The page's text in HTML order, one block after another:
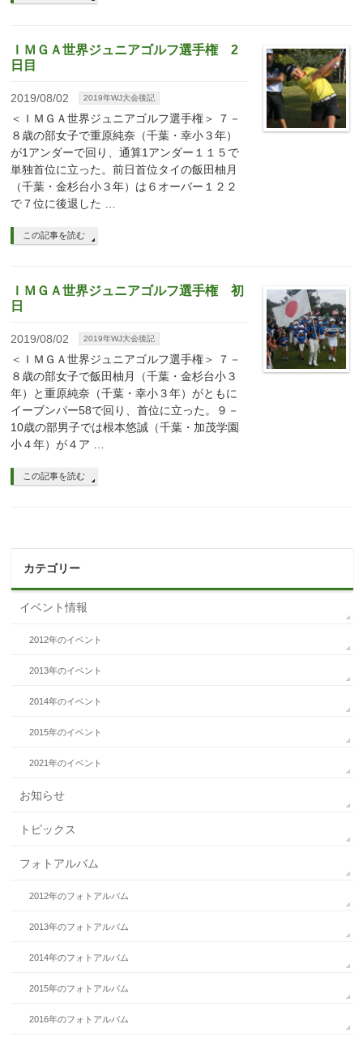
ＩＭＧＡ世界ジュニアゴルフ選手権 2
日目
2019/08/02 2019年WJ大会後記
＜ＩＭＧＡ世界ジュニアゴルフ選手権＞ ７－
８歳の部女子で重原純奈（千葉・幸小３年）
が1アンダーで回り、通算1アンダー１１５で
単独首位に立った。前日首位タイの飯田柚月
（千葉・金杉台小３年）は６オーバー１２２
で７位に後退した …
この記事を読む
ＩＭＧＡ世界ジュニアゴルフ選手権 初
日
2019/08/02 2019年WJ大会後記
＜ＩＭＧＡ世界ジュニアゴルフ選手権＞ ７－
８歳の部女子で飯田柚月（千葉・金杉台小３
年）と重原純奈（千葉・幸小３年）がともに
イーブンパー58で回り、首位に立った。９－
10歳の部男子では根本悠誠（千葉・加茂学園
小４年）が４ア …
この記事を読む
カテゴリー
イベント情報
2012年のイベント
2013年のイベント
2014年のイベント
2015年のイベント
2021年のイベント
お知らせ
トピックス
フォトアルバム
2012年のフォトアルバム
2013年のフォトアルバム
2014年のフォトアルバム
2015年のフォトアルバム
2016年のフォトアルバム